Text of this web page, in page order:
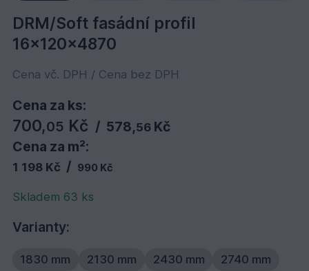
DRM/Soft fasádní profil
16x120x4870
Cena vč. DPH / Cena bez DPH
Cena za ks:
700,05 Kč / 578,56Kč
Cena za m²:
1 198 Kč / 990 Kč
Skladem 63 ks
Varianty:
1830 mm 2130 mm 2430 mm
2740 mm